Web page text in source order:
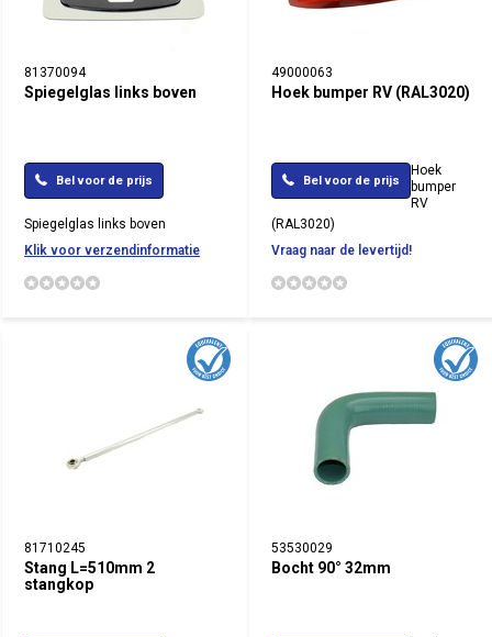
81370094
Spiegelglas links boven
Bel voor de prijs
Spiegelglas links boven
Klik voor verzendinformatie
49000063
Hoek bumper RV (RAL3020)
Bel voor de prijs
Hoek
bumper
RV
(RAL3020)
Vraag naar de levertijd!
81710245
Stang L=510mm 2
stangkop
53530029
Bocht 90° 32mm